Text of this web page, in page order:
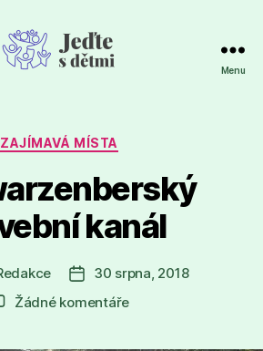
Menu
Rubriky
ZAJÍMAVÁ MÍSTA
kanál
Datum
příspěvku
30 srpna, 2018
Žádné komentářeu